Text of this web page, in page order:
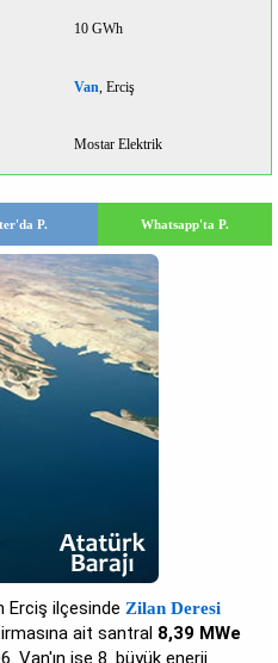
10 GWh
Van, Erciş
Mostar Elektrik
P. Whatsapp'ta P.
Erciş ilçesindeZilan Deresi
ait santral 8,39 MWe
Van'ın ise 8. büyük enerji